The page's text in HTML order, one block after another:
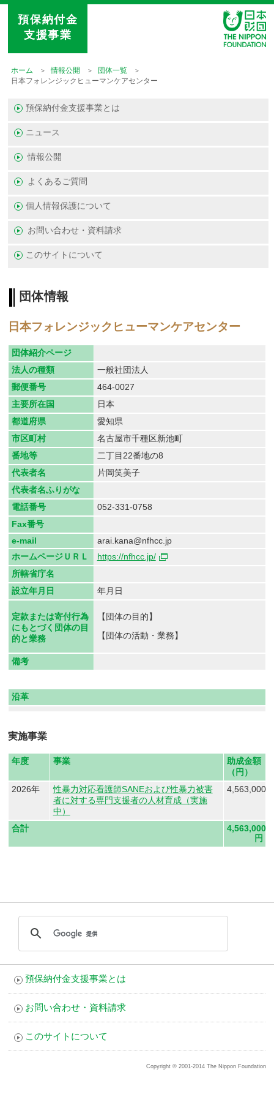
預保納付金
支援事業
ホーム 情報公開
団体一覧
日本フォレンジックヒューマンケアセンター
預保納付金支援事業とは
ニュース
情報公開
よくあるご質問
個人情報保護について
お問い合わせ・資料請求
このサイトについて
団体情報
日本フォレンジックヒューマンケアセンター
団体紹介ページ
法人の種類
一般社団法人
郵便番号
464-0027
主要所在国
日本
都道府県
愛知県
市区町村
名古屋市千種区新池町
番地等
二丁目22番地の8
代表者名
片岡笑美子
代表者名ふりがな
電話番号
052-331-0758
Fax番号
e-mail
arai.kana@nfhcc.jp
ホームページＵＲＬ
https://nfhcc.jp/
所轄省庁名
設立年月日
年月日
定款または寄付行為
にもとづく団体の目
的と業務
【団体の目的】
【団体の活動・業務】
備考
沿革
実施事業
年度 事業
助成金額
（円）
2026年
性暴力対応看護師SANEおよび性暴力被害
者に対する専門支援者の人材育成（実施
中）
4,563,000
合計
4,563,000
円
預保納付金支援事業とは
お問い合わせ・資料請求
このサイトについて
Copyright © 2001-2014 The Nippon Foundation